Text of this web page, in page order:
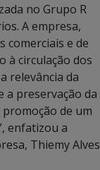
no Grupo R
A empresa,
comerciais e de
à circulação dos
relevância da
a preservação da
de um
enfatizou a
Thiemy Alves